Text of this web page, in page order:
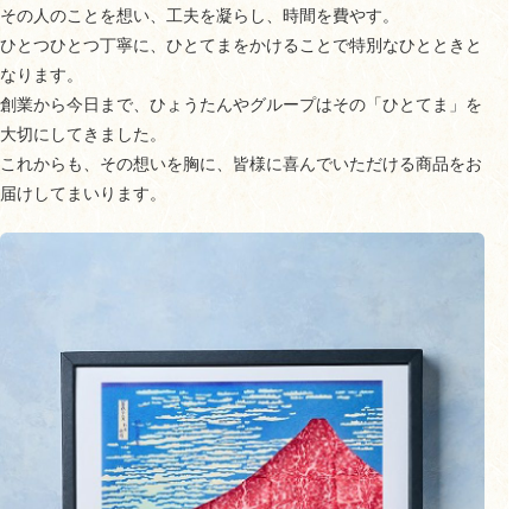
その人のことを想い、工夫を凝らし、時間を費やす。
ひとつひとつ丁寧に、ひとてまをかけることで特別なひとときと
なります。
創業から今日まで、ひょうたんやグループはその「ひとてま」を
大切にしてきました。
これからも、その想いを胸に、皆様に喜んでいただける商品をお
届けしてまいります。